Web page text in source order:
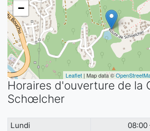
−
Leaflet | Map data ©
Horaires d'ouverture de la
Schœlcher
Lundi